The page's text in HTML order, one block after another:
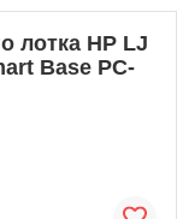
лотка HP LJ
Base PC-